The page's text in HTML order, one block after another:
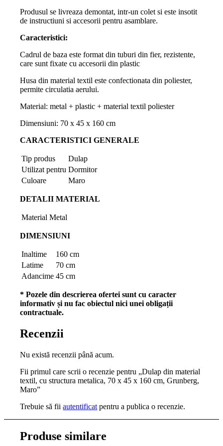
Produsul se livreaza demontat, intr-un colet si este insotit
de instructiuni si accesorii pentru asamblare.
Caracteristici:
Cadrul de baza este format din tuburi din fier, rezistente,
care sunt fixate cu accesorii din plastic
Husa din material textil este confectionata din poliester,
permite circulatia aerului.
Material: metal + plastic + material textil poliester
Dimensiuni: 70 x 45 x 160 cm
CARACTERISTICI GENERALE
Tip produs
Dulap
Utilizat pentru Dormitor
Culoare
Maro
DETALII MATERIAL
Material Metal
DIMENSIUNI
Inaltime
160 cm
Latime
70 cm
Adancime 45 cm
* Pozele din descrierea ofertei sunt cu caracter
informativ și nu fac obiectul nici unei obligații
contractuale.
Recenzii
Nu există recenzii până acum.
Fii primul care scrii o recenzie pentru „Dulap din material
textil, cu structura metalica, 70 x 45 x 160 cm, Grunberg,
Maro”
Trebuie să fiiautentificat pentru a publica o recenzie.
Produse similare